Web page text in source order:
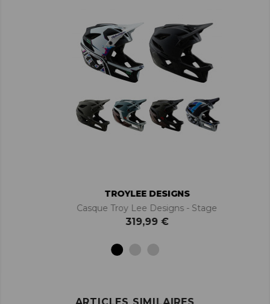
TROYLEE DESIGNS
Casque Troy Lee Designs - Stage
319,99 €